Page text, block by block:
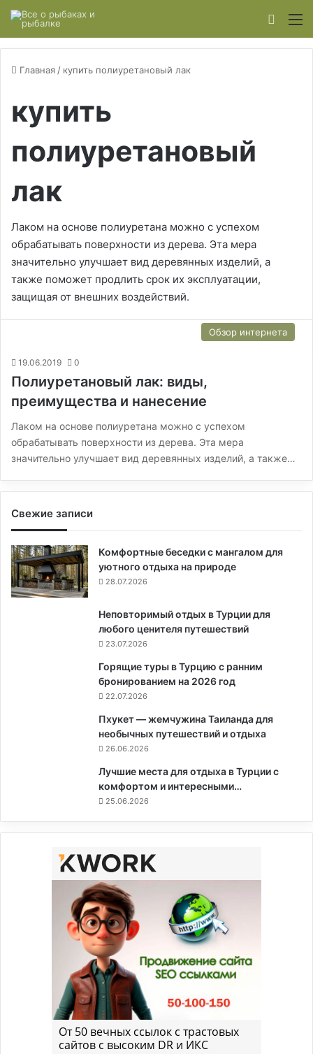
Главная / купить полиуретановый лак
купить
полиуретановый
лак
Лаком на основе полиуретана можно с успехом
обрабатывать поверхности из дерева. Эта мера
значительно улучшает вид деревянных изделий, а
также поможет продлить срок их эксплуатации,
защищая от внешних воздействий.
Обзор интернета
19.06.2019 0
Полиуретановый лак: виды,
преимущества и нанесение
Лаком на основе полиуретана можно с успехом
обрабатывать поверхности из дерева. Эта мера
значительно улучшает вид деревянных изделий, а также…
Свежие записи
Комфортные беседки с мангалом для
уютного отдыха на природе
28.07.2026
Неповторимый отдых в Турции для
любого ценителя путешествий
23.07.2026
Горящие туры в Турцию с ранним
бронированием на 2026 год
22.07.2026
Пхукет — жемчужина Таиланда для
необычных путешествий и отдыха
26.06.2026
Лучшие места для отдыха в Турции с
комфортом и интересными…
25.06.2026